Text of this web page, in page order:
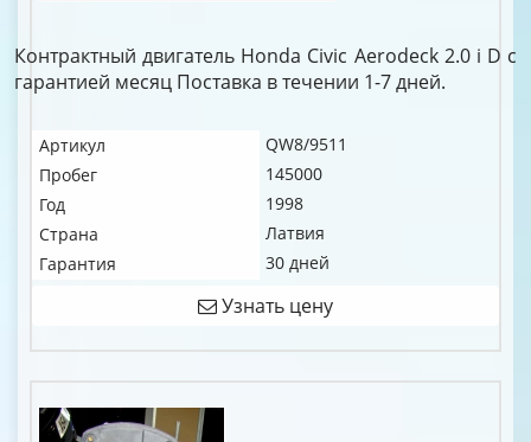
Контрактный двигатель Honda Civic Aerodeck 2.0 i D c
гарантией месяц Поставка в течении 1-7 дней.
Артикул
QW8/9511
Пробег
145000
Год
1998
Страна
Латвия
Гарантия
30 дней
Узнать цену